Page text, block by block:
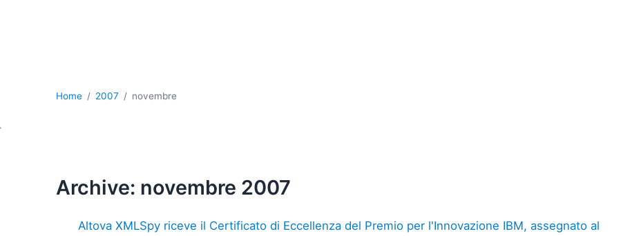
Home 2007 novembre
Archive: novembre 2007
Altova XMLSpy riceve il Certificato di Eccellenza del Premio per l'Innovazione IBM, assegnato al